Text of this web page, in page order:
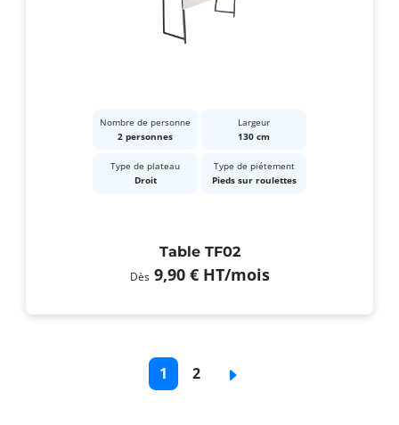
Nombre de personne
2 personnes
Largeur
130 cm
Type de plateau
Droit
Type de piétement
Pieds sur roulettes
Table TF02
Dès 9,90 € HT/mois
Page
courante
1
Page
2
Page